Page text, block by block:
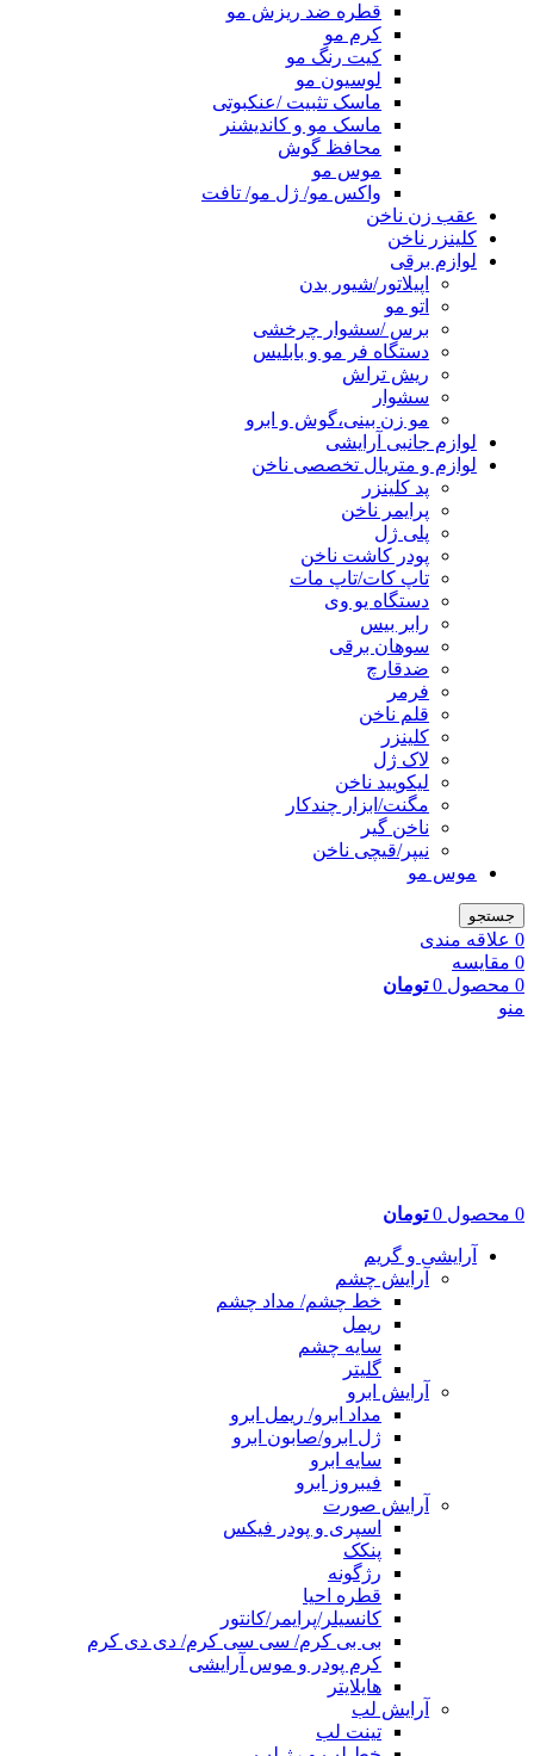
قطره ضد ریزش مو
کرم مو
کیت رنگ مو
لوسیون مو
ماسک تثبیت /عنکبوتی
ماسک مو و کاندیشنر
محافظ گوش
موس مو
واکس مو/ ژل مو/ تافت
عقب زن ناخن
کلینزر ناخن
لوازم برقی
اپیلاتور/شیور بدن
اتو مو
برس /سشوار چرخشی
دستگاه فر مو و بابلیس
ریش تراش
سشوار
مو زن بینی،گوش و ابرو
لوازم جانبی آرایشی
لوازم و متریال تخصصی ناخن
پد کلینزر
پرایمر ناخن
پلی ژل
پودر کاشت ناخن
تاپ کات/تاپ مات
دستگاه یو وی
رابر بیس
سوهان برقی
ضدقارچ
فرمر
قلم ناخن
کلینزر
لاک ژل
لیکوييد ناخن
مگنت/ابزار چندکار
ناخن گیر
نیپر/قیچی ناخن
موس مو
جستجو
0 علاقه مندی
0 مقایسه
0 محصول 0 تومان
منو
0 محصول 0 تومان
آرایشی و گریم
آرایش چشم
خط چشم/ مداد چشم
ریمل
سایه چشم
گلیتر
آرایش ابرو
مداد ابرو/ ریمل ابرو
ژل ابرو/صابون ابرو
سایه ابرو
فیبروز ابرو
آرایش صورت
اسپری و پودر فیکس
پنکک
رژگونه
قطره احیا
کانسیلر/پرایمر/کانتور
بی بی کرم/ سی سی کرم/ دی دی کرم
کرم پودر و موس آرایشی
هایلایتر
آرایش لب
تینت لب